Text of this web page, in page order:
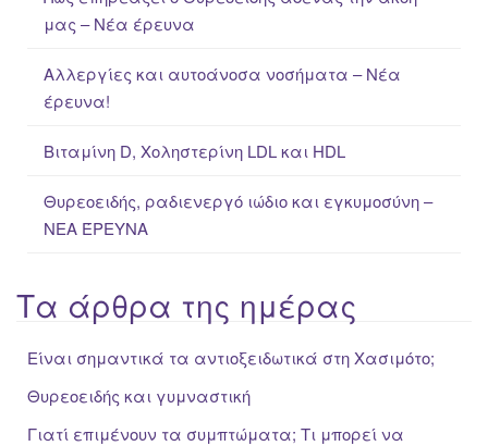
μας – Νέα έρευνα
Αλλεργίες και αυτοάνοσα νοσήματα – Νέα
έρευνα!
Βιταμίνη D, Χοληστερίνη LDL και HDL
Θυρεοειδής, ραδιενεργό ιώδιο και εγκυμοσύνη –
ΝΕΑ ΈΡΕΥΝΑ
Τα άρθρα της ημέρας
Είναι σημαντικά τα αντιοξειδωτικά στη Χασιμότο;
Θυρεοειδής και γυμναστική
Γιατί επιμένουν τα συμπτώματα; Τι μπορεί να